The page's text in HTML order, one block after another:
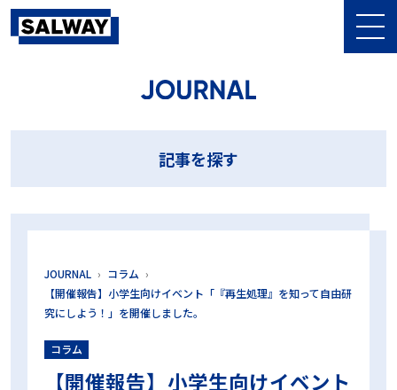
記事を探す
10本テスト
DIN58921 D値 EOG滅菌
HPR診断
LTSF滅菌 MMM NCG PCD PQ
SAL
インジケータ
ウォッシャー・ディスインフェクター
ガイドライン
グローバル医科歯科感染管理研究会
コスト削減
コンパクトPCD
シールテスト
ジェットウォッシャー超音波洗浄装置
テストパック
バイオコンパクトPCD
バリデーション
ハンドピース
JOURNAL
コラム
【開催報告】小学生向けイベント「『再生処理』を知って自由研
究にしよう！」を開催しました。
コラム
【開催報告】小学生向けイベント